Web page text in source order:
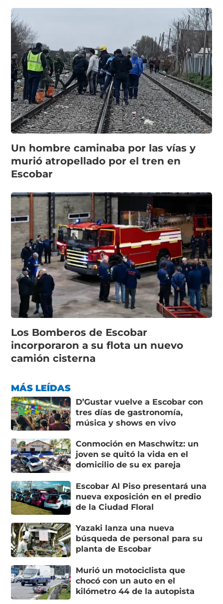
Un hombre caminaba por las vías y
murió atropellado por el tren en
Escobar
Los Bomberos de Escobar
incorporaron a su flota un nuevo
camión cisterna
MÁS LEÍDAS
D’Gustar vuelve a Escobar con
tres días de gastronomía,
música y shows en vivo
Conmoción en Maschwitz: un
joven se quitó la vida en el
domicilio de su ex pareja
Escobar Al Piso presentará una
nueva exposición en el predio
de la Ciudad Floral
Yazaki lanza una nueva
búsqueda de personal para su
planta de Escobar
Murió un motociclista que
chocó con un auto en el
kilómetro 44 de la autopista